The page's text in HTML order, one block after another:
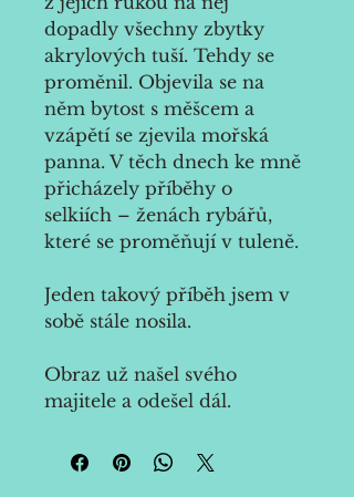
dopadly všechny zbytky
akrylových tuší. Tehdy se
proměnil. Objevila se na
něm bytost s měšcem a
vzápětí se zjevila mořská
panna. V těch dnech ke mně
přicházely příběhy o
selkiích – ženách rybářů,
které se proměňují v tuleně.
Jeden takový příběh jsem v
sobě stále nosila.
Obraz už našel svého
majitele a odešel dál.